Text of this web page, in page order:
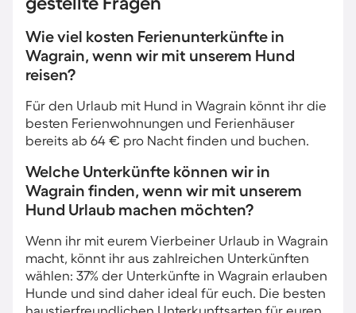
Wie viel kosten Ferienunterkünfte in
Wagrain, wenn wir mit unserem Hund
reisen?
Für den Urlaub mit Hund in Wagrain könnt ihr die
besten Ferienwohnungen und Ferienhäuser
bereits ab 64 € pro Nacht finden und buchen.
Welche Unterkünfte können wir in
Wagrain finden, wenn wir mit unserem
Hund Urlaub machen möchten?
Wenn ihr mit eurem Vierbeiner Urlaub in Wagrain
macht, könnt ihr aus zahlreichen Unterkünften
wählen: 37% der Unterkünfte in Wagrain erlauben
Hunde und sind daher ideal für euch. Die besten